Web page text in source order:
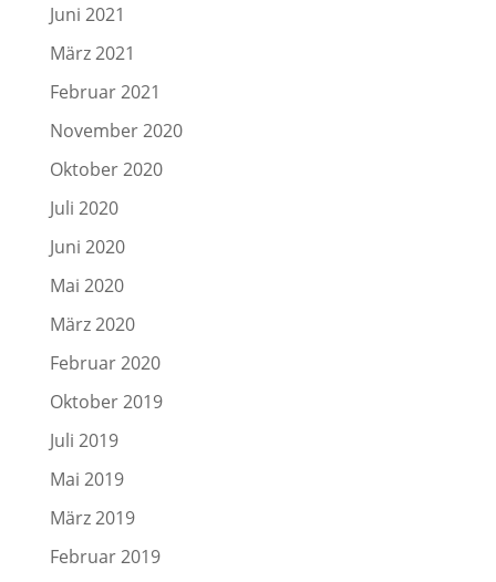
Juni 2021
März 2021
Februar 2021
November 2020
Oktober 2020
Juli 2020
Juni 2020
Mai 2020
März 2020
Februar 2020
Oktober 2019
Juli 2019
Mai 2019
März 2019
Februar 2019